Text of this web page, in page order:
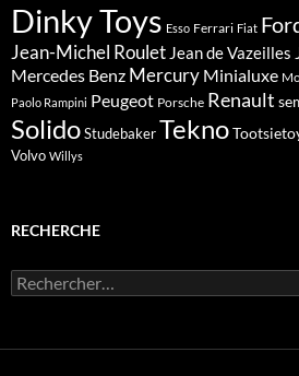
Dinky Toys Esso Ferrari Fiat
Jean-Michel Roulet Jean de Vazeilles
Mercedes Benz Mercury Minialuxe
Paolo Rampini Peugeot Porsche Renault
SolidoStudebakerTekno
Volvo Willys
RECHERCHE
Rechercher :